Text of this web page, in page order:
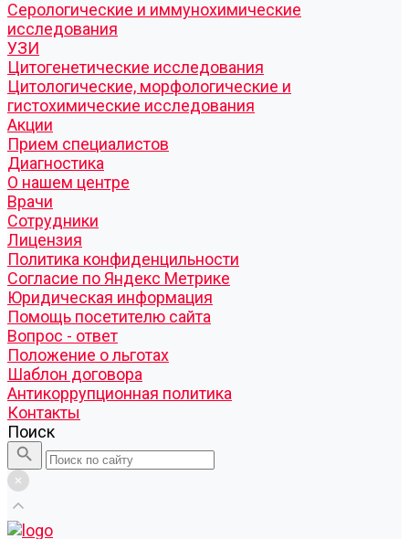
Серологические и иммунохимические
исследования
УЗИ
Цитогенетические исследования
Цитологические, морфологические и
гистохимические исследования
Акции
Прием специалистов
Диагностика
О нашем центре
Врачи
Сотрудники
Лицензия
Политика конфиденцильности
Согласие по Яндекс Метрике
Юридическая информация
Помощь посетителю сайта
Вопрос - ответ
Положение о льготах
Шаблон договора
Антикоррупционная политика
Контакты
Поиск